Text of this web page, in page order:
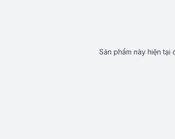
Sản phẩm này hiện tại